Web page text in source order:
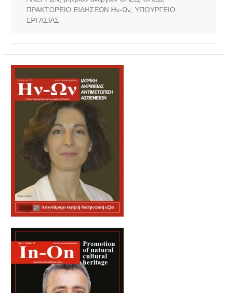
ΠΡΑΚΤΟΡΕΙΟ ΕΙΔΗΣΕΩΝ Ην-Ων, ΥΠΟΥΡΓΕΙΟ
ΕΡΓΑΣΙΑΣ